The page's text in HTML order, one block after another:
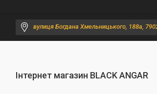
вулиця Богдана Хмельницького, 188а,
Інтернет магазин BLACK ANGAR